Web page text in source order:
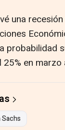
una
probabilidad
en marzo
Sachs